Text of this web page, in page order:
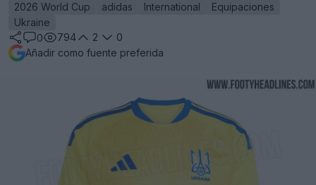
2026 World Cup
adidas International
Equipaciones
Ukraine
0
794 2
0
Añadir como fuente preferida